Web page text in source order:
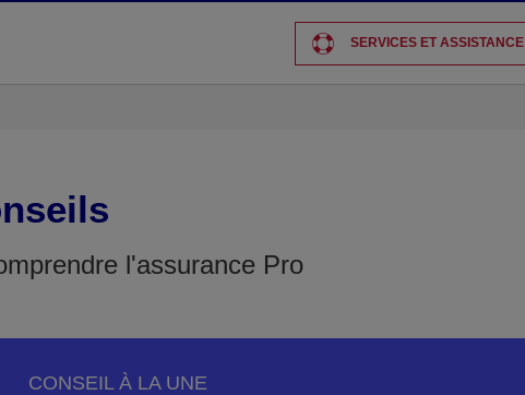
SERVICES ET ASSISTANCE
l'assurance Pro
CONSEIL À LA UNE